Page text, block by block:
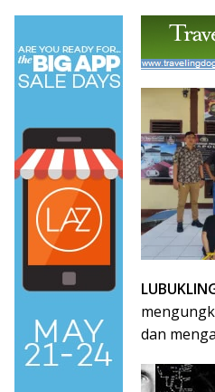
dan